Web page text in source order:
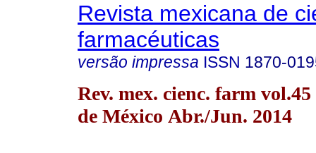
Revista mexicana de
farmacéuticas
versão impressa ISSN 1870-
Rev. mex. cienc. farm
de México Abr./Jun. 2014